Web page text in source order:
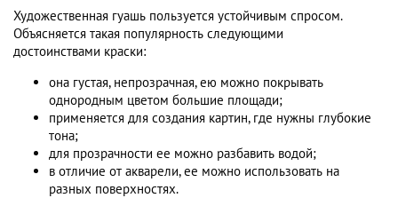
Художественная гуашь пользуется устойчивым спросом.
Объясняется такая популярность следующими
достоинствами краски:
она густая, непрозрачная, ею можно покрывать
однородным цветом большие площади;
применяется для создания картин, где нужны глубокие
тона;
для прозрачности ее можно разбавить водой;
в отличие от акварели, ее можно использовать на
разных поверхностях.